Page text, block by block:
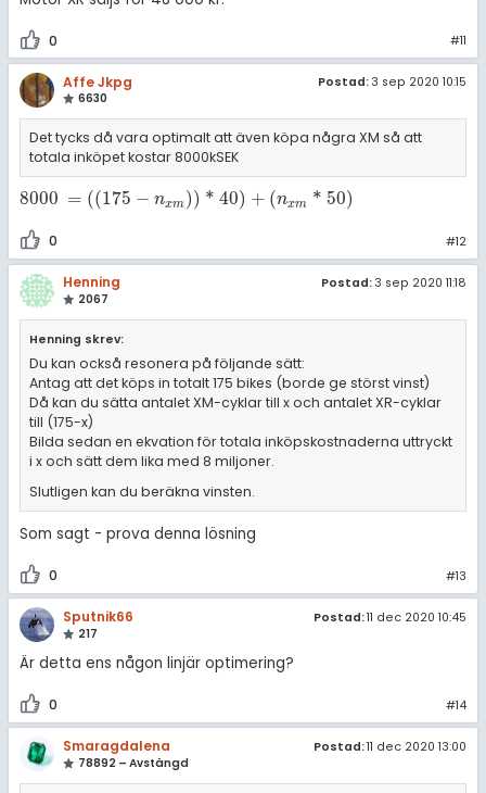
0 #11
Affe Jkpg
6630
Postad: 3 sep 2020 10:15
Det tycks då vara optimalt att även köpa några XM så att
totala inköpet kostar 8000kSEK
8000 = ((175 − nxm)) * 40) + (nxm * 50)
8000 =(( 175-nx m) )*40)+( nxm *50)
0 #12
Henning
2067
Postad: 3 sep 2020 11:18
Henning skrev:
Du kan också resonera på följande sätt:
Antag att det köps in totalt 175 bikes (borde ge störst vinst)
Då kan du sätta antalet XM-cyklar till x och antalet XR-cyklar
till (175-x)
Bilda sedan en ekvation för totala inköpskostnaderna uttryckt
i x och sätt dem lika med 8 miljoner.
Slutligen kan du beräkna vinsten.
Som sagt - prova denna lösning
0 #13
Sputnik66
217
Postad:11 dec 2020 10:45
Är detta ens någon linjär optimering?
0 #14
Smaragdalena
78892 – Avstängd
Postad:11 dec 2020 13:00